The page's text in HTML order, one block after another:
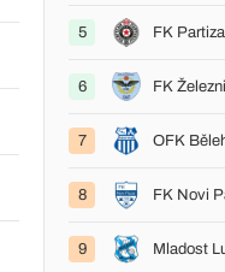
5 FK
6 FK
7 OFK
8 FK Novi
9 Mladost